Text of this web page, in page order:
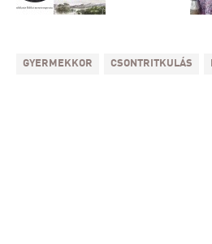
GYERMEKKOR CSONTRITKULÁS